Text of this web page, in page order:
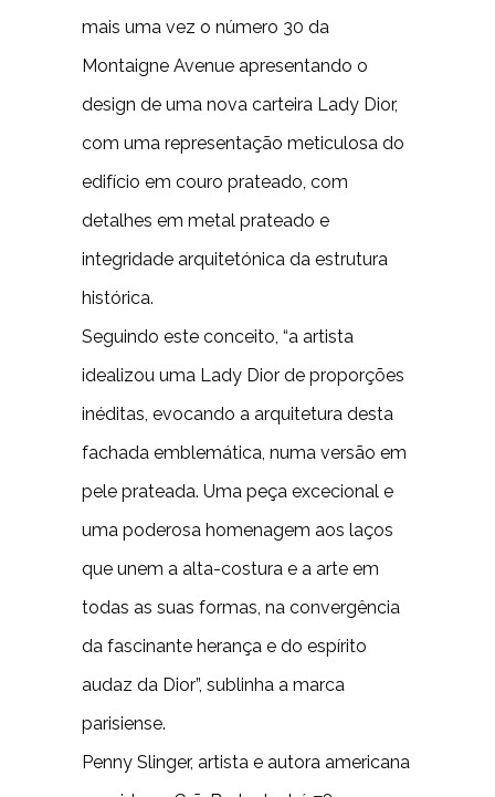
mais uma vez o número 30 da
Montaigne Avenue apresentando o
design de uma nova carteira Lady Dior,
com uma representação meticulosa do
edifício em couro prateado, com
detalhes em metal prateado e
integridade arquitetónica da estrutura
histórica.
Seguindo este conceito, “a artista
idealizou uma Lady Dior de proporções
inéditas, evocando a arquitetura desta
fachada emblemática, numa versão em
pele prateada. Uma peça excecional e
uma poderosa homenagem aos laços
que unem a alta-costura e a arte em
todas as suas formas, na convergência
da fascinante herança e do espírito
audaz da Dior”, sublinha a marca
parisiense.
Penny Slinger, artista e autora americana